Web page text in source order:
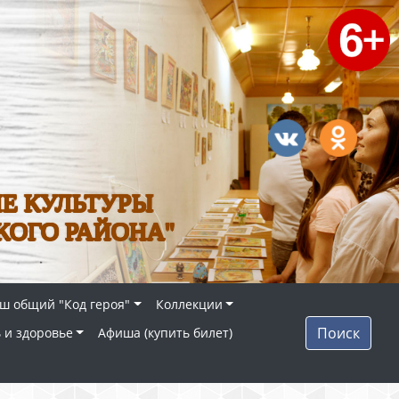
КУЛЬТУРЫ
РАЙОНА"
общий "Код героя"
Коллекции
и здоровье
Афиша (купить билет) Поиск